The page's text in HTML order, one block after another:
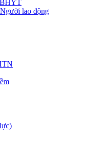
BHYT
lao động